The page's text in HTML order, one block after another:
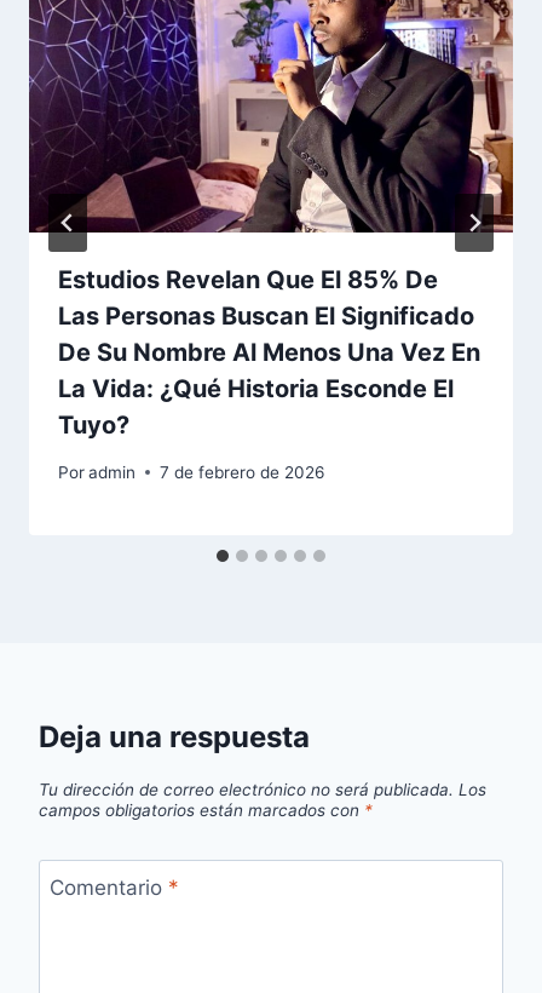
Estudios Revelan Que El 85% De
Las Personas Buscan El Significado
De Su Nombre Al Menos Una Vez En
La Vida: ¿Qué Historia Esconde El
Tuyo?
Poradmin 7 de febrero de 2026
Deja una respuesta
Tu dirección de correo electrónico no será publicada. Los
campos obligatorios están marcados con *
Comentario *